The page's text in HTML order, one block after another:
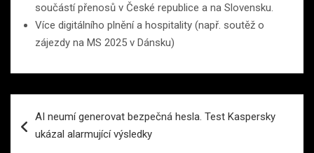
součástí přenosů v České republice a na Slovensku.
Více digitálního plnění a hospitality (např. soutěž o
zájezdy na MS 2025 v Dánsku)
proAI neumí generovat bezpečná hesla. Test Kaspersky
ukázal alarmující výsledky